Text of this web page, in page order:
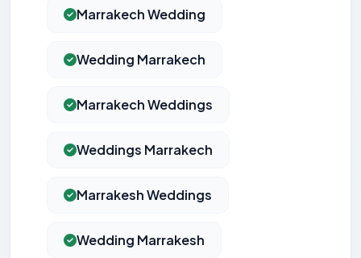
Marrakech Wedding
Wedding Marrakech
Marrakech Weddings
Weddings Marrakech
Marrakesh Weddings
Wedding Marrakesh